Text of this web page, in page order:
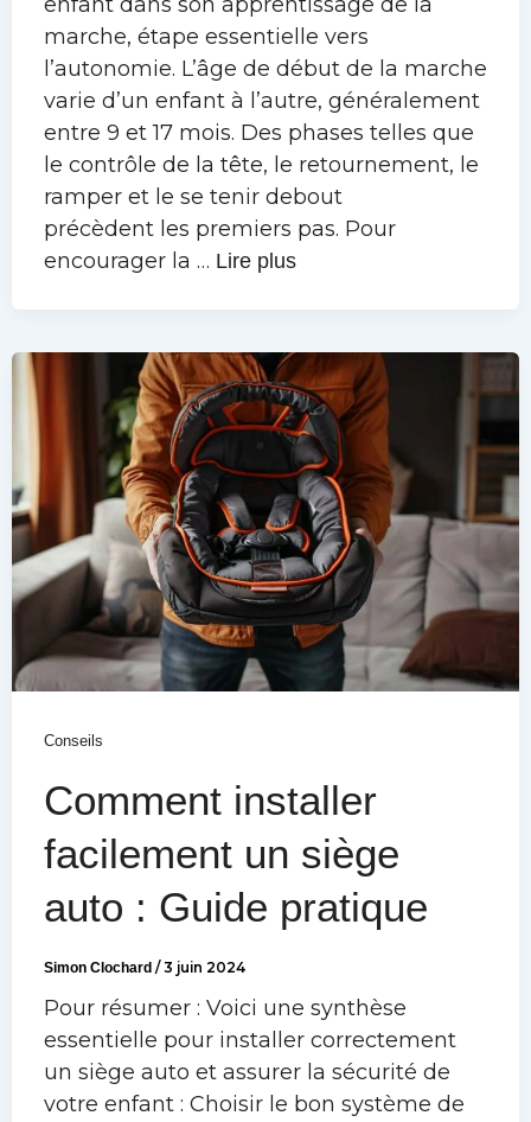
marche, étape essentielle vers
l’autonomie. L’âge de début de la marche
varie d’un enfant à l’autre, généralement
entre 9 et 17 mois. Des phases telles que
le contrôle de la tête, le retournement, le
ramper et le se tenir debout
précèdent les premiers pas. Pour
encourager la … Lire plus
Conseils
Comment installer
facilement un siège
auto : Guide pratique
Simon Clochard / 3 juin 2024
Pour résumer : Voici une synthèse
essentielle pour installer correctement
un siège auto et assurer la sécurité de
votre enfant : Choisir le bon système de